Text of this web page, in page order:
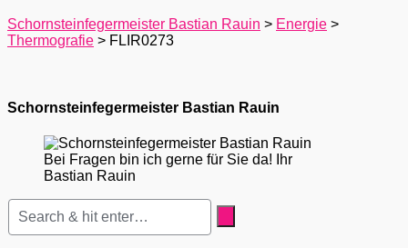
Schornsteinfegermeister Bastian Rauin > Energie >
Thermografie > FLIR0273
Schornsteinfegermeister Bastian Rauin
Bei Fragen bin ich gerne für Sie da! Ihr
Bastian Rauin